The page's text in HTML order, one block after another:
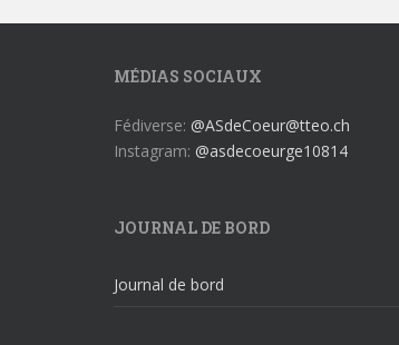
MÉDIAS SOCIAUX
Fédiverse: @ASdeCoeur@tteo.ch
Instagram: @asdecoeurge10814
JOURNAL DE BORD
Journal de bord